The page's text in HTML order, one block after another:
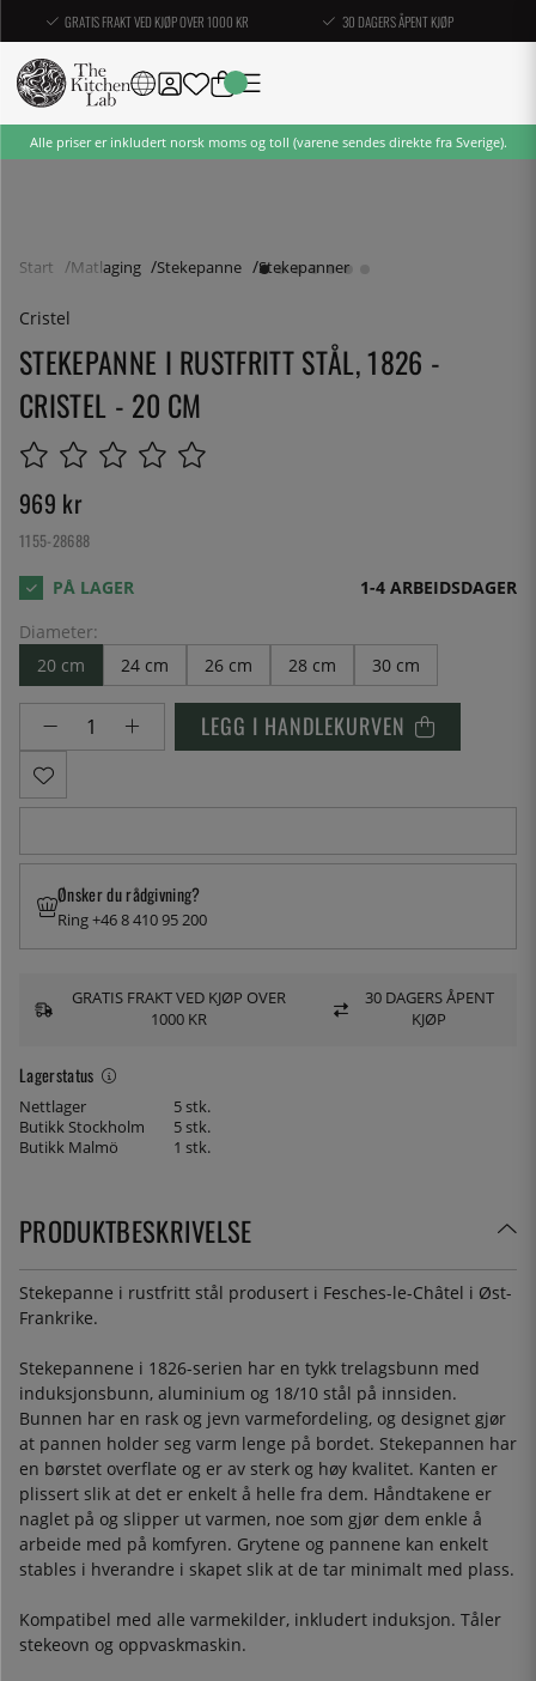
GRATIS FRAKT VED KJØP OVER 1000 KR 30 DAGERS ÅPENT KJØP
Alle priser er inkludert norsk moms og toll (varene sendes direkte fra Sverige).
Start Matlaging Stekepanne Stekepanner
Cristel
STEKEPANNE I RUSTFRITT STÅL, 1826 -
CRISTEL - 20 CM
969 kr
1155-28688
1-4 ARBEIDSDAGER
Diameter:
20 cm
24 cm 26 cm 28 cm 30 cm
LEGG I HANDLEKURVEN
Lagerstatus
Nettlager
5 stk.
Butikk Stockholm
5 stk.
Butikk Malmö
1 stk.
Ønsker du rådgivning?
Ring +46 8 410 95 200
GRATIS FRAKT VED KJØP OVER
1000 KR
30 DAGERS ÅPENT
KJØP
PRODUKTBESKRIVELSE
Stekepanne i rustfritt stål produsert i Fesches-le-Châtel i Øst-
Frankrike.
Stekepannene i 1826-serien har en tykk trelagsbunn med
induksjonsbunn, aluminium og 18/10 stål på innsiden.
Bunnen har en rask og jevn varmefordeling, og designet gjør
at pannen holder seg varm lenge på bordet. Stekepannen har
en børstet overflate og er av sterk og høy kvalitet. Kanten er
plissert slik at det er enkelt å helle fra dem. Håndtakene er
naglet på og slipper ut varmen, noe som gjør dem enkle å
arbeide med på komfyren. Grytene og pannene kan enkelt
stables i hverandre i skapet slik at de tar minimalt med plass.
Kompatibel med alle varmekilder, inkludert induksjon. Tåler
stekeovn og oppvaskmaskin.